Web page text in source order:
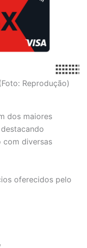
Reprodução)
dos maiores
com diversas
oferecidos pelo